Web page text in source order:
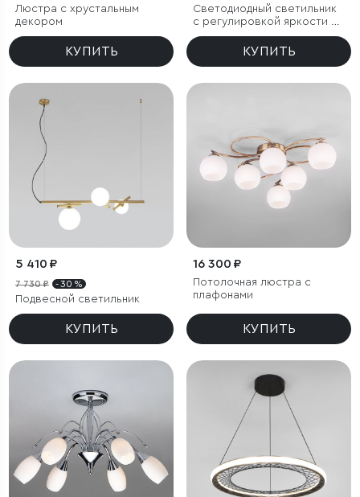
Люстра с хрустальным
декором
КУПИТЬ
Светодиодный светильник
с регулировкой яркости и
цветовой температуры
КУПИТЬ
5 410 ₽
7 730 ₽ - 30 %
Подвесной светильник
КУПИТЬ
16 300 ₽
Потолочная люстра с
плафонами
КУПИТЬ